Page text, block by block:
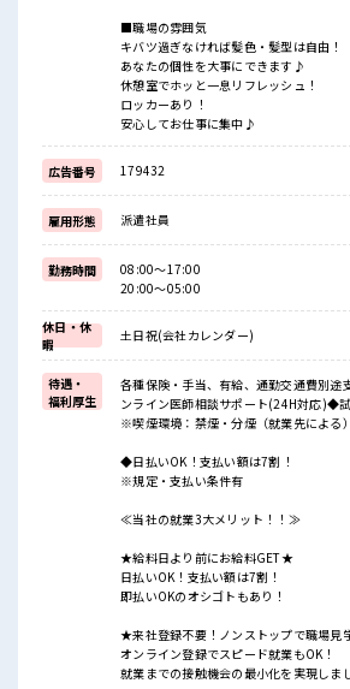
■職場の雰囲気
キバツ過ぎなければ髪色・髪型は自由！
あなたの個性を大事にできます♪
休憩室でホッと一息リフレッシュ！
ロッカーあり！
安心してお仕事に集中♪
広告番号 179432
雇用形態 派遣社員
勤務時間
08:00～17:00
20:00～05:00
休日・休
暇
土日祝(会社カレンダー)
待遇・
福利厚生
各種保険・手当、有給、通勤交通費別
ンライン医師相談サポート(24H対応)◆
※喫煙環境：禁煙・分煙（就業先による）
◆日払いOK！支払い額は7割！
※規定・支払い条件有
≪当社の就業3大メリット！！≫
★給料日より前にお給料GET★
日払いOK！支払い額は7割！
即払いOKのオシゴトもあり！
★来社登録不要！ノンストップで職場見
オンライン登録でスピード就業もOK！
就業までの接触機会の最小化を実現しま